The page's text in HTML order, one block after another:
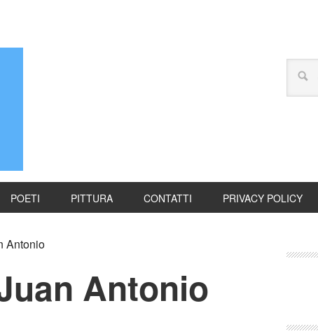
POETI PITTURA CONTATTI PRIVACY POLICY
Antonio
Antonio